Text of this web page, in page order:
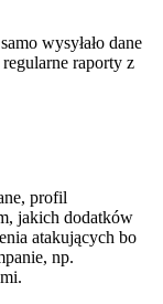
wysyłało dane
raporty z
profil
jakich dodatków
atakujących bo
np.